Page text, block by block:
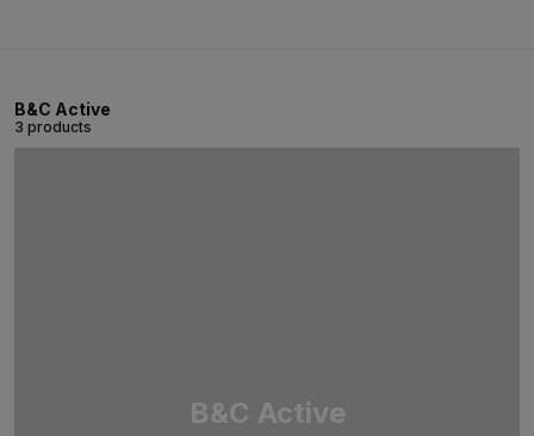
B&C Active
3 products
B&C Active